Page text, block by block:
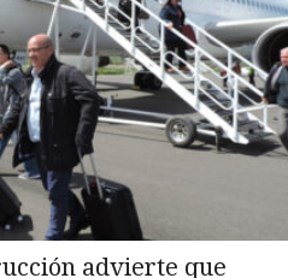
advierte que